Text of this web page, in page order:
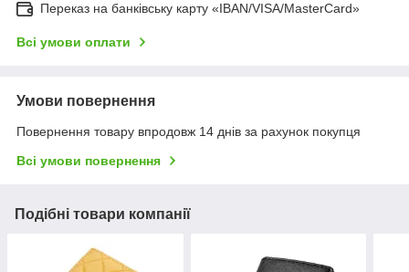
Переказ на банківську карту «IBAN/VISA/MasterCard»
Всі умови оплати
Умови повернення
Повернення товару впродовж 14 днів за рахунок покупця
Всі умови повернення
Подібні товари компанії